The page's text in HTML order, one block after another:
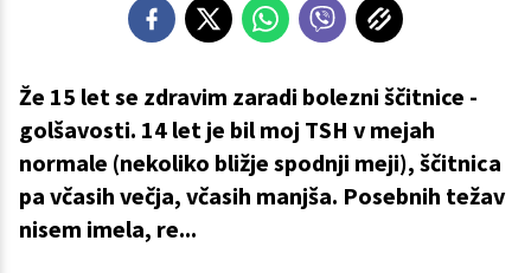
Že 15 let se zdravim zaradi bolezni ščitnice -
golšavosti. 14 let je bil moj TSH v mejah
normale (nekoliko bližje spodnji meji), ščitnica
pa včasih večja, včasih manjša. Posebnih težav
nisem imela, re...